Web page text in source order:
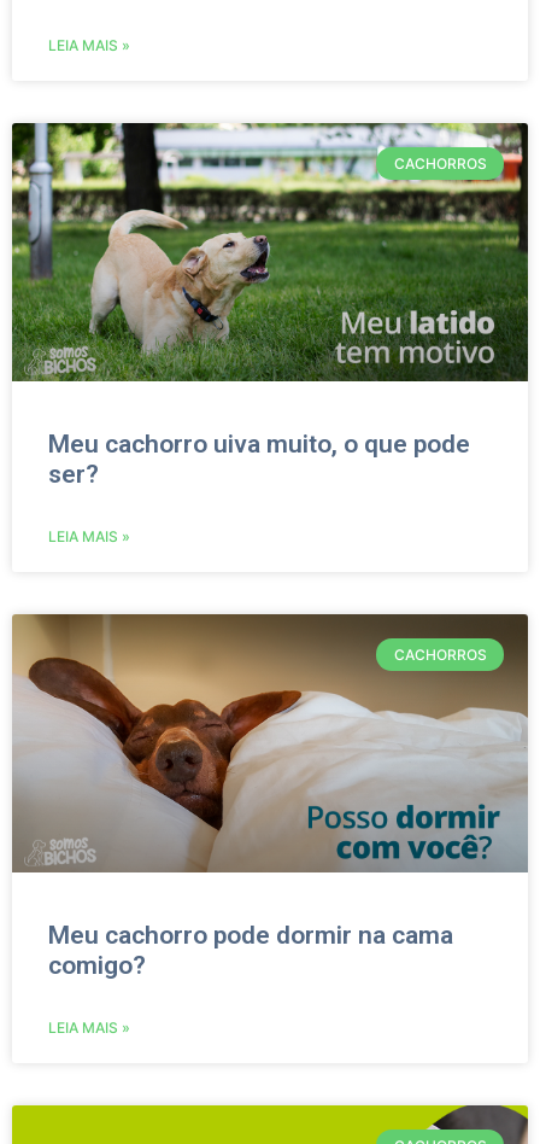
LEIA MAIS »
CACHORROS
Meu cachorro uiva muito, o que pode
ser?
LEIA MAIS »
CACHORROS
Meu cachorro pode dormir na cama
comigo?
LEIA MAIS »